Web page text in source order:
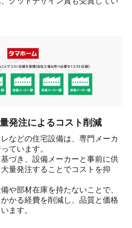
発注によるコスト削減
などの住宅設備は、専門メーカ
ています。
づき、設備メーカーと事前に供
量発注することでコストを抑
や部材在庫を持たないことで、
かる経費を削減し、品質と価格
ます。